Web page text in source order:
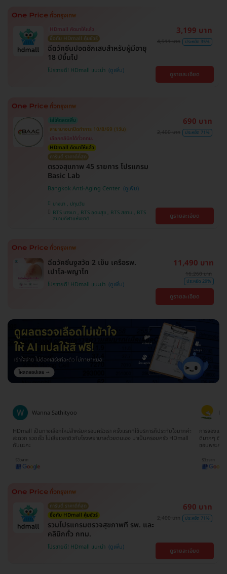
HDmall คัดมาให้แล้ว
ซื้อกับ HDmall คุ้มชัวร์
ฉีดวัคซีนปอดอักเสบสำหรับผู้มีอายุ
18 ปีขึ้นไป
โปรขายดี! HDmall แนะนำ
3,199 บาท
4,911 บาท ประหยัด 35%
ดูรายละเอียด
ใส่โค้ดลดเพิ่ม
สาขาบางนาปิดทำการ 10/8/69 (1วัน)
เลือกคลินิกได้ทั่วกทม.
HDmall คัดมาให้แล้ว
การันตี ราคาดีที่สุด
ตรวจสุขภาพ 45 รายการ โปรแกรม
Basic Lab
Bangkok Anti-Aging Center
บางนา , ปทุมวัน
BTS บางนา , BTS อุดมสุข , BTS สยาม , BTS
สนามกีฬาแห่งชาติ
690 บาท
2,400 บาท ประหยัด 71%
ดูรายละเอียด
ฉีดวัคซีนงูสวัด 2 เข็ม เครือรพ.
เปาโล-พญาไท
โปรขายดี! HDmall แนะนำ
11,490 บาท
16,260 บาท
ประหยัด 29%
ดูรายละเอียด
ากค่ะ
การจองแพ็คเกจเข้าใจง่ายมากๆไม่ยุ่งยากเลยค่ะ ทีมงานน้องจิ๊บให้บริการประสานงาน
ดีมากๆ ติดต่อและสอบถามให้ข้อมูลรวดเร็วทันใจ ประทับใจมากๆจริงๆค่ะ
ขอบพระคุณนะคะ
Ratima Choodej
จองตอ
ยากเล
การันตี ราคาดีที่สุด
ซื้อกับ HDmall คุ้มชัวร์
รวมโปรแกรมตรวจสุขภาพที่ รพ. และ
คลินิกทั่ว กทม.
โปรขายดี! HDmall แนะนำ
690 บาท
2,400 บาท ประหยัด 71%
ดูรายละเอียด